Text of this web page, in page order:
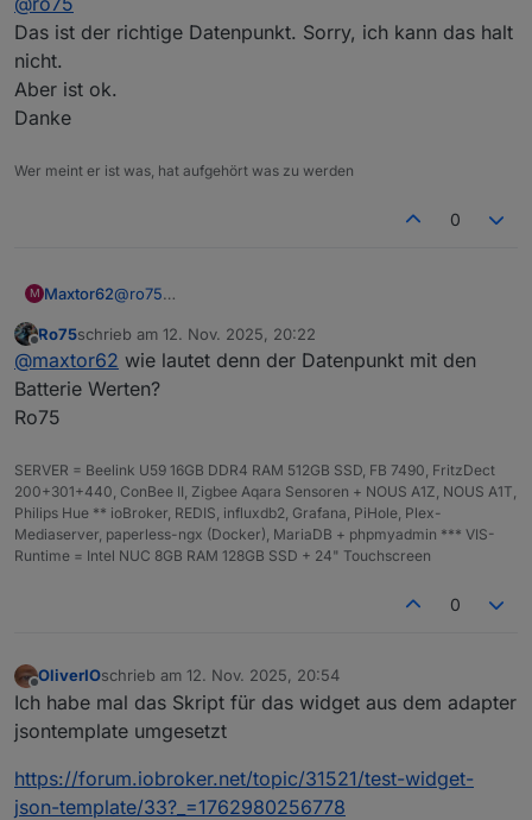
Das ist der richtige Datenpunkt. Sorry, ich kann das halt
nicht.
Aber ist ok.
Danke
Wer meint er ist was, hat aufgehört was zu werden
0
M Maxtor62@ro75
halt nicht.
Aber ist ok.
Danke
Offline
Ro75schrieb am 12. Nov. 2025, 20:22
zuletzt editiert von
@maxtor62 wie lautet denn der Datenpunkt mit den
Batterie Werten?
Ro75
SERVER = Beelink U59 16GB DDR4 RAM 512GB SSD, FB 7490, FritzDect
200+301+440, ConBee II, Zigbee Aqara Sensoren + NOUS A1Z, NOUS A1T,
Philips Hue ** ioBroker, REDIS, influxdb2, Grafana, PiHole, Plex-
Mediaserver, paperless-ngx (Docker), MariaDB + phpmyadmin *** VIS-
Runtime = Intel NUC 8GB RAM 128GB SSD + 24" Touchscreen
0
Offline
OliverIOschrieb am 12. Nov. 2025, 20:54
zuletzt editiert von
Ich habe mal das Skript für das widget aus dem adapter
jsontemplate umgesetzt
https://forum.iobroker.net/topic/31521/test-widget-
json-template/33?_=1762980256778